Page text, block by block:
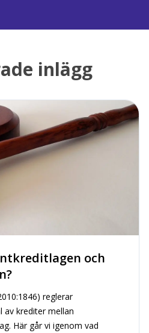
inlägg
och
reglerar
av krediter mellan
Här går vi igenom vad